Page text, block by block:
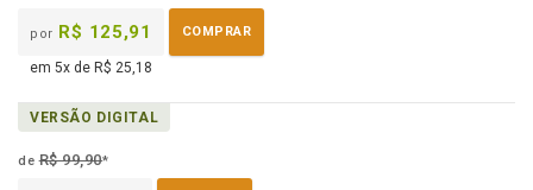
por R$ 125,91 COMPRAR
em 5x de R$ 25,18
VERSÃO DIGITAL
deR$ 99,90*